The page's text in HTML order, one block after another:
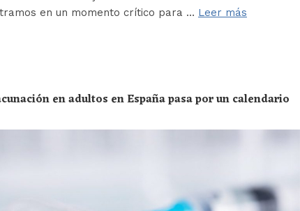
en un momento crítico para … Leer más
en adultos en España pasa por un calendario